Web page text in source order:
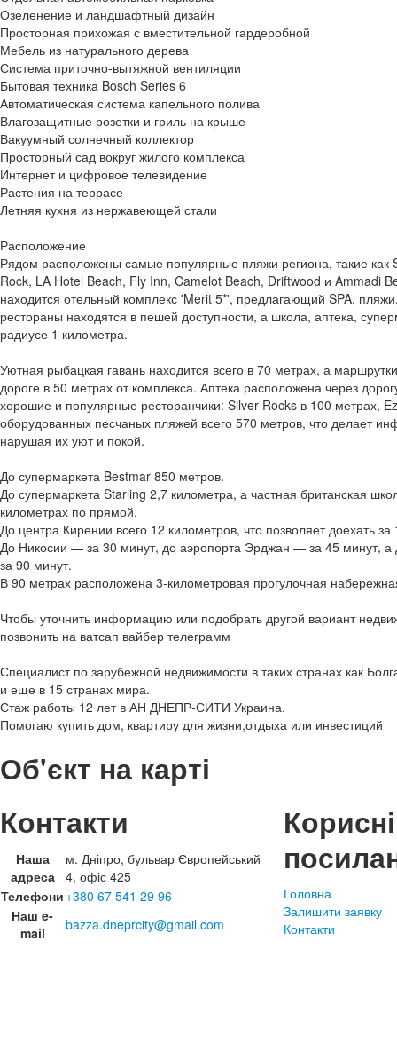
Озеленение и ландшафтный дизайн
Просторная прихожая с вместительной гардеробной
Мебель из натурального дерева
Система приточно-вытяжной вентиляции
Бытовая техника Bosch Series 6
Автоматическая система капельного полива
Влагозащитные розетки и гриль на крыше
Вакуумный солнечный коллектор
Просторный сад вокруг жилого комплекса
Интернет и цифровое телевидение
Растения на террасе
Летняя кухня из нержавеющей стали
Расположение
Рядом расположены самые популярные пляжи региона, такие как
Rock, LA Hotel Beach, Fly Inn, Camelot Beach, Driftwood и Ammadi
находится отельный комплекс 'Merit 5*', предлагающий SPA,
рестораны находятся в пешей доступности, а школа, аптека,
радиусе 1 километра.
Уютная рыбацкая гавань находится всего в 70 метрах, а
дороге в 50 метрах от комплекса. Аптека расположена через
хорошие и популярные ресторанчики: Silver Rocks в 100 метрах,
оборудованных песчаных пляжей всего 570 метров, что делает
нарушая их уют и покой.
До супермаркета Bestmar 850 метров.
До супермаркета Starling 2,7 километра, а частная британская
километрах по прямой.
До центра Кирении всего 12 километров, что позволяет доехать за
До Никосии — за 30 минут, до аэропорта Эрджан — за 45 минут,
за 90 минут.
В 90 метрах расположена 3-километровая прогулочная
Чтобы уточнить информацию или подобрать другой вариант
позвонить на ватсап вайбер телеграмм
Специалист по зарубежной недвижимости в таких странах как
и еще в 15 странах мира.
Стаж работы 12 лет в АН ДНЕПР-СИТИ Украина.
Помогаю купить дом, квартиру для жизни,отдыха или инвестиций
Об'єкт на карті
Контакти
Наша
адреса
м. Дніпро, бульвар Європейський
4, офіс 425
Телефони +380 67 541 29 96
Наш e-
mail
bazza.dneprcity@gmail.com
Корисні
Головна
Залишити заявку
Контакти